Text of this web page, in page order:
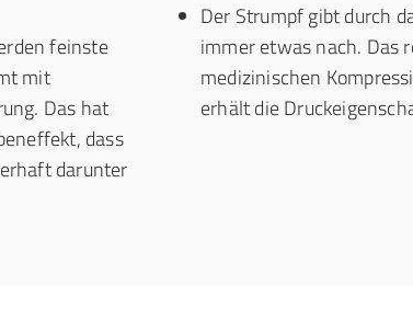
feinste
mit
Das hat
dass
darunter
Der Strumpf gibt durch
immer etwas nach. Das
medizinischen
erhält die